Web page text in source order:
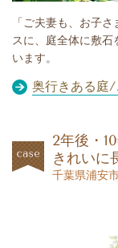
「ご夫妻も、お子
スに、庭全体に敷石
います。
奥行きある庭
2年後・
きれいに
千葉県浦安